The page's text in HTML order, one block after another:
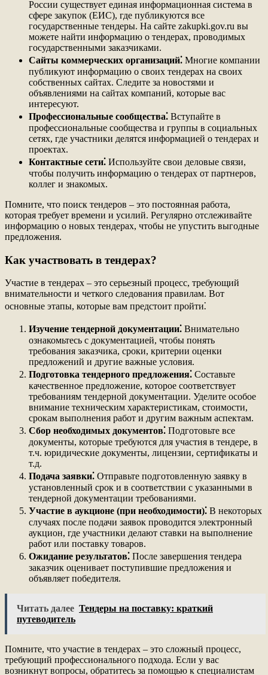
России существует единая информационная система в
сфере закупок (ЕИС), где публикуются все
государственные тендеры. На сайте zakupki.gov.ru вы
можете найти информацию о тендерах, проводимых
государственными заказчиками.
Сайты коммерческих организаций⁚ Многие компании
публикуют информацию о своих тендерах на своих
собственных сайтах. Следите за новостями и
объявлениями на сайтах компаний, которые вас
интересуют.
Профессиональные сообщества⁚ Вступайте в
профессиональные сообщества и группы в социальных
сетях, где участники делятся информацией о тендерах и
проектах.
Контактные сети⁚ Используйте свои деловые связи,
чтобы получить информацию о тендерах от партнеров,
коллег и знакомых.
Помните, что поиск тендеров – это постоянная работа,
которая требует времени и усилий. Регулярно отслеживайте
информацию о новых тендерах, чтобы не упустить выгодные
предложения.
Как участвовать в тендерах?
Участие в тендерах – это серьезный процесс, требующий
внимательности и четкого следования правилам. Вот
основные этапы, которые вам предстоит пройти⁚
Изучение тендерной документации⁚ Внимательно
ознакомьтесь с документацией, чтобы понять
требования заказчика, сроки, критерии оценки
предложений и другие важные условия.
Подготовка тендерного предложения⁚ Составьте
качественное предложение, которое соответствует
требованиям тендерной документации. Уделите особое
внимание техническим характеристикам, стоимости,
срокам выполнения работ и другим важным аспектам.
Сбор необходимых документов⁚ Подготовьте все
документы, которые требуются для участия в тендере, в
т.ч. юридические документы, лицензии, сертификаты и
т.д.
Подача заявки⁚ Отправьте подготовленную заявку в
установленный срок и в соответствии с указанными в
тендерной документации требованиями.
Участие в аукционе (при необходимости)⁚ В некоторых
случаях после подачи заявок проводится электронный
аукцион, где участники делают ставки на выполнение
работ или поставку товаров.
Ожидание результатов⁚ После завершения тендера
заказчик оценивает поступившие предложения и
объявляет победителя.
Читать далее Тендеры на поставку: краткий
путеводитель
Помните, что участие в тендерах – это сложный процесс,
требующий профессионального подхода. Если у вас
возникнут вопросы, обратитесь за помощью к специалистам